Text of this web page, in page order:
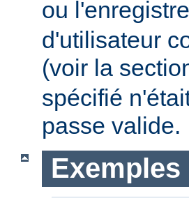
ou
d'utilisateur
(voir la
spécifié
passe valide.
Exemples